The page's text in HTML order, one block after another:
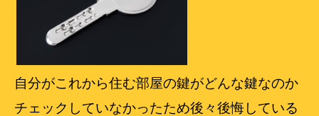
自分がこれから住む部屋の鍵がどんな鍵なのか
チェックしていなかったため後々後悔している